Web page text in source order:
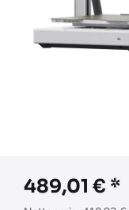
489,01 €